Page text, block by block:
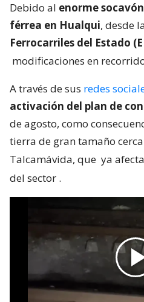
Debido al enorme
férrea en Hualqui, desde
Ferrocarriles del Estado
modificaciones en
A través de sus redes
activación del plan de
de agosto, como
tierra de gran tamaño
Talcamávida, que ya
del sector .